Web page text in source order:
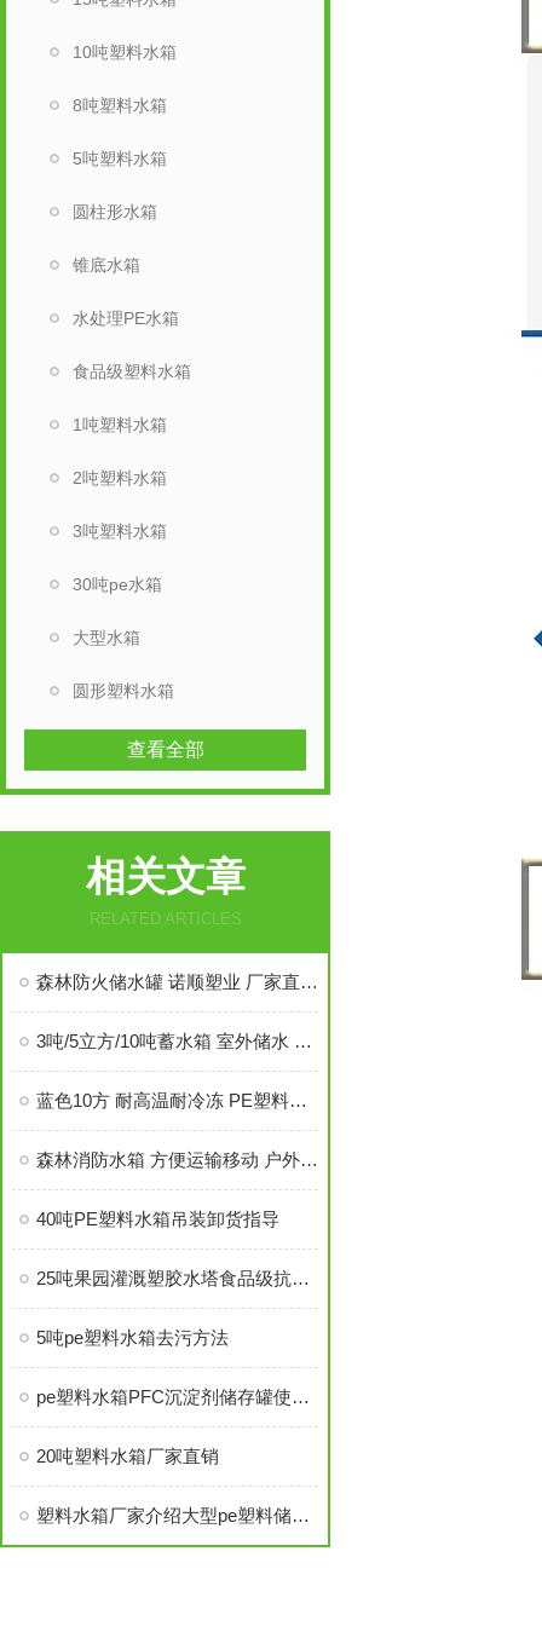
10吨塑料水箱
8吨塑料水箱
5吨塑料水箱
圆柱形水箱
锥底水箱
水处理PE水箱
食品级塑料水箱
1吨塑料水箱
2吨塑料水箱
3吨塑料水箱
30吨pe水箱
大型水箱
圆形塑料水箱
查看全部
相关文章
RELATED ARTICLES
森林防火储水罐 诺顺塑业 厂家直供 耐高温耐冷冻
3吨/5立方/10吨蓄水箱 室外储水 灭火应急塑料桶 滚塑一体
蓝色10方 耐高温耐冷冻 PE塑料大水桶
森林消防水箱 方便运输移动 户外应急塑料桶
40吨PE塑料水箱吊装卸货指导
25吨果园灌溉塑胶水塔食品级抗老化的优势
5吨pe塑料水箱去污方法
pe塑料水箱PFC沉淀剂储存罐使用寿命
20吨塑料水箱厂家直销
塑料水箱厂家介绍大型pe塑料储水罐